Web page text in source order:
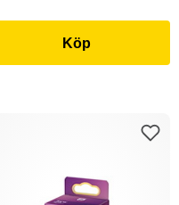
Köp